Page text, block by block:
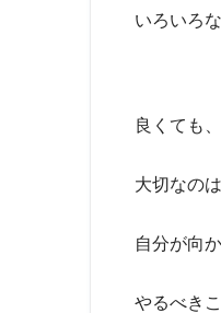
いろいろ
良くても
大切なの
自分が向
やるべき